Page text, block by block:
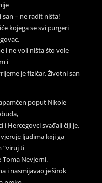
– ne radit ništa!
kojega se svi purgeri
i ne voli ništa što vole
i
je fizičar. Životni san
poput Nikole
i Hercegovci svađali čiji je.
ljudima koji ga
“viruj ti
Toma Nevjerni.
i nasmijavao je širok